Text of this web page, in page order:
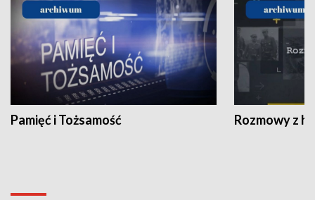
Pamięć i Tożsamość Rozmowy z